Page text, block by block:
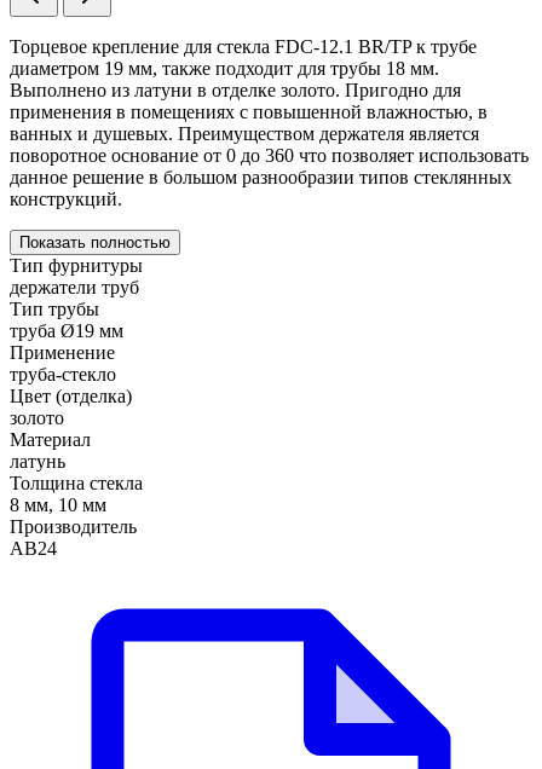
Торцевое крепление для стекла FDC-12.1 BR/TP к трубе
диаметром 19 мм, также подходит для трубы 18 мм.
Выполнено из латуни в отделке золото. Пригодно для
применения в помещениях с повышенной влажностью, в
ванных и душевых. Преимуществом держателя является
поворотное основание от 0 до 360 что позволяет использовать
данное решение в большом разнообразии типов стеклянных
конструкций.
Показать полностью
Тип фурнитуры
держатели труб
Тип трубы
труба Ø19 мм
Применение
труба-стекло
Цвет (отделка)
золото
Материал
латунь
Толщина стекла
8 мм, 10 мм
Производитель
АВ24